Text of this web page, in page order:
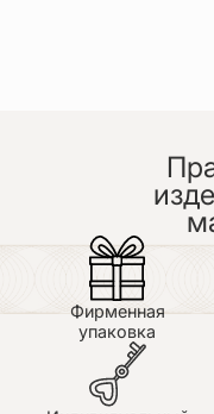
Фирменная
упаковка